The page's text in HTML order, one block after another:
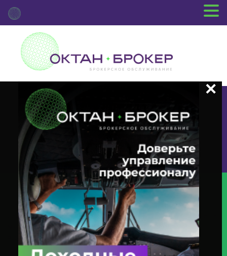
+7 (3812) 29-00-92
г.Омск ул.Красный Путь, 109 оф.510
Главная Новости Депозитария
(INTR) О Корпоративном
Действии «Выплата Купонного Дохода» С Ценными Бумагами Эмитента
Минфин России ИНН 7710168360 (облигация 26240RMFS / ISIN
RU000A103BR0)